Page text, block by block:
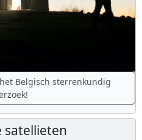
Belgisch sterrenkundig
satellieten